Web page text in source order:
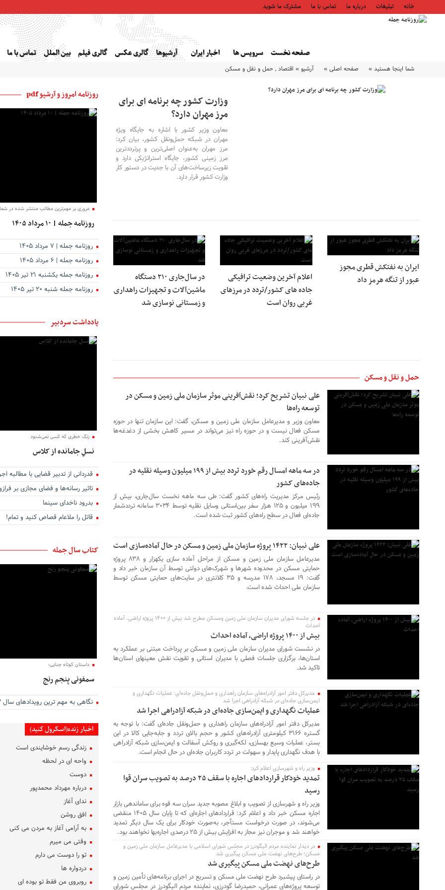
خانه تبلیغات درباره ما تماس با ما مشترک ما شوید
صفحه نخست سرویس ها اخبار ایران آرشیوها گالری عکس گالری فیلم بین الملل تماس با ما
شما اینجا هستید » صفحه اصلی » آرشیو » اقتصاد , حمل و نقل و مسکن
وزارت کشور چه برنامه ای برای
مرز مهران دارد؟
معاون وزیر کشور با اشاره به جایگاه ویژه
مهران در شبکه حمل‌ونقل کشور، بیان کرد:
مرز مهران به‌عنوان اصلی‌ترین و پرترددترین
مرز زمینی کشور، جایگاه استراتژیکی دارد و
تقویت زیرساخت‌های آن با جدیت در دستور کار
وزارت کشور قرار دارد.
ایران به نفتکش قطری مجوز
عبور از تنگه هرمز داد
اعلام آخرین وضعیت ترافیکی
جاده های کشور/تردد در مرزهای
غربی روان است
در سال‌جاری ۲۱۰ دستگاه
ماشین‌آلات و تجهیزات راهداری
و زمستانی نوسازی شد
حمل و نقل و مسکن
علی نبیان تشریح کرد؛ نقش‌آفرینی موثر سازمان ملی زمین و مسکن در
توسعه راه‌ها
معاون وزیر و مدیرعامل سازمان ملی زمین و مسکن، گفت: این سازمان تنها در حوزه
مسکن فعال نیست و در حوزه راه نیز می‌تواند در مسیر کاهش بخشی از دغدغه‌ها
نقش‌آفرینی کند.
در سه ماهه امسال رقم خورد تردد بیش از ۱۹۹ میلیون وسیله نقلیه در
جاده‌های کشور
رئیس مرکز مدیریت راه‌های کشور گفت: طی سه ماهه نخست سال‌جاری، بیش از
۱۹۹ میلیون و ۱۲۵ هزار سفر بین‌استانی وسایل نقلیه توسط ۳۰۳۴ سامانه ترددشمار
جاده‌ای فعال در سطح راه‌های کشور ثبت شده است.
علی نبیان: ۱۴۲۲ پروژه سازمان ملی زمین و مسکن در حال آماده‌سازی است
مدیرعامل سازمان ملی زمین و مسکن از مراحل آماده سازی یکهزار و ۸۳۸ پروژه
حمایتی مسکن در محدوده شهرها و شهرک‌های دولتی توسط آن سازمان خبر داد و
گفت: ۱۹ مسجد، ۱۷۸ مدرسه و ۳۵ کلانتری در سایت‌های حمایتی مسکن توسط
سازمان ملی احداث شده است.
در جلسه شورای مدیران سازمان ملی زمین ومسکن مطرح شد بیش از ۱۴۰۰ پروژه اراضی، آماده
احداث
بیش از ۱۴۰۰ پروژه اراضی، آماده احداث
در نشست شورای مدیران سازمان ملی زمین و مسکن بر پرداخت مبتنی بر عملکرد به
استان‌ها، برگزاری جلسات فصلی با مدیران استانی و تقویت نقش معینهای استان‌ها
تاکید شد.
مدیرکل دفتر امور آزادراه‌های سازمان راهداری و حمل‌ونقل جاده‌ای: عملیات نگهداری و
ایمن‌سازی جاده‌ای در شبکه آزادراهی اجرا شد
عملیات نگهداری و ایمن‌سازی جاده‌ای در شبکه آزادراهی اجرا شد
مدیرکل دفتر امور آزادراه‌های سازمان راهداری و حمل‌ونقل جاده‌ای گفت: با توجه به
گستره ۳۱۶۶ کیلومتری آزادراه‌های کشور و حجم بالای تردد و جابه‌جایی کالا در این
بستر، عملیات وسیع بهسازی، لکه‌گیری و روکش آسفالت و ایمن‌سازی شبکه آزادراهی
با هدف نگهداری پایدار و سهولت در تردد کاربران جاده‌ای در حال انجام است.
وزیر راه و شهرسازی اعلام کرد:
تمدید خودکار قراردادهای اجاره با سقف ۲۵ درصد به تصویب سران قوا
رسید
وزیر راه و شهرسازی از تصویب و ابلاغ مصوبه جدید سران سه قوه برای ساماندهی بازار
اجاره مسکن خبر داد و اعلام کرد: قراردادهای اجاره‌ای که تا پایان سال ۱۴۰۵ منقضی
می‌شوند، در صورت درخواست مستأجر، به‌صورت خودکار برای یک سال دیگر تمدید
خواهند شد و موجران نیز مجاز به افزایش بیش از ۲۵ درصدی اجاره‌بها نخواهند بود.
در دیدار نماینده مردم الیگودرز در مجلس شورای اسلامی با مدیرعامل سازمان ملی زمین و
مسکن؛ طرح‌های نهضت ملی مسکن پیگیری شد
طرح‌های نهضت ملی مسکن پیگیری شد
در راستای پیشبرد طرح نهضت ملی مسکن و تسریع در اجرای برنامه‌های تأمین زمین و
توسعه پروژه‌های عمرانی، حمیدرضا گودرزی، نماینده مردم الیگودرز در مجلس شورای
روزنامه امروز و آرشیو pdf
مروری بر مهم‌ترین مطالب منتشر شده در
روزنامه جمله | ۱۰ مرداد ۱۴۰۵
روزنامه جمله | ۷ مرداد ۱۴۰۵
روزنامه جمله | ۶ مرداد ۱۴۰۵
روزنامه جمله یکشنبه ۲۱ تیر ۱۴۰۵
روزنامه جمله شنبه ۲۰ تیر ۱۴۰۵
یادداشت سردبیر
زنگ خطری که کسی نمی‌شنود
نسلِ جامانده از کلاس
قدردانی از تدبیر قضایی با مطالبه
تاثیر رسانه‌ها و فضای مجازی بر
بدرود ناخدای سینما
قاتل را ملاعام قصاص کنید و تمام!
کتاب سال جمله
داستان کوتاه جنایی؛
سمفونی پنجم رنج
نگاهی به مهم ترین رویدادهای سال ۱۴۰۲
اخبار زنده(اسکرول کنید)
زندگی رسم خوشایندی است
واحه ای در لحظه
دوست
درباره مهرداد محمدپور
ندای آغاز
افق روشن
به آرامی آغاز به مردن می کنی
وقتی می میرم
تو را دوست می دارم
دردواره‌ ها
روبروی من فقط تو بوده ای